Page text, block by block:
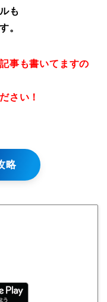
も
。
事も書いてますの
さい！
略